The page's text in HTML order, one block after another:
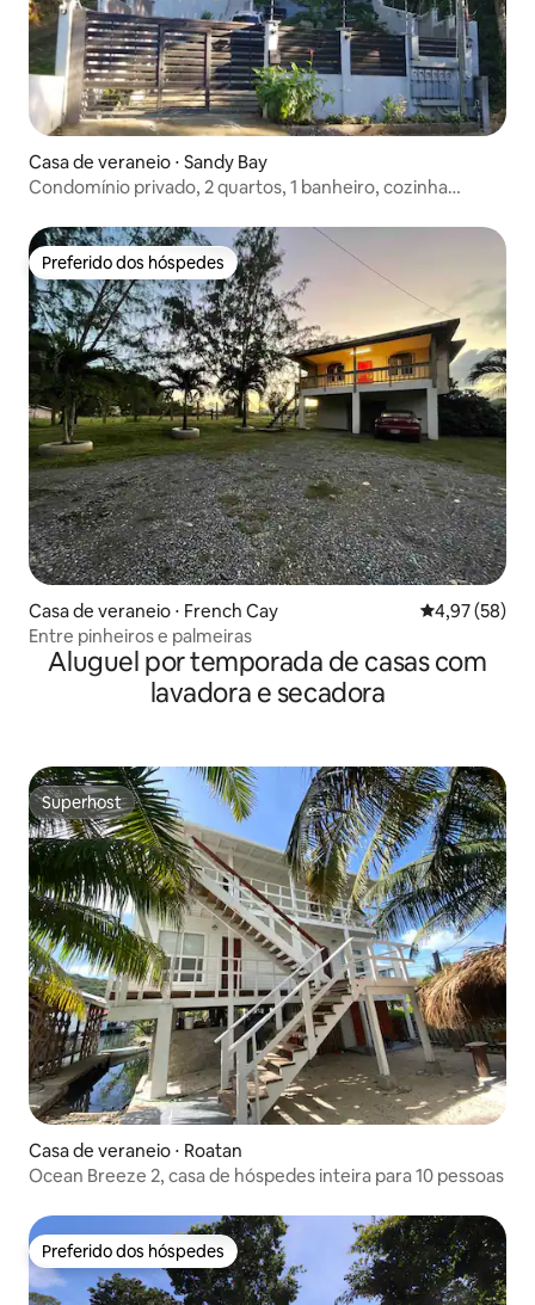
Casa de veraneio ⋅ Sandy Bay
Condomínio privado, 2 quartos, 1 banheiro, cozinha
Preferido dos hóspedes
Preferido dos hóspedes
Casa de veraneio ⋅ French Cay 4,97 de uma
4,97 (58)
Entre pinheiros e palmeiras
Aluguel por temporada de casas com
lavadora e secadora
Superhost
Superhost
Casa de veraneio ⋅ Roatan
Ocean Breeze 2, casa de hóspedes inteira para 10 pessoas
Preferido dos hóspedes
Preferido dos hóspedes